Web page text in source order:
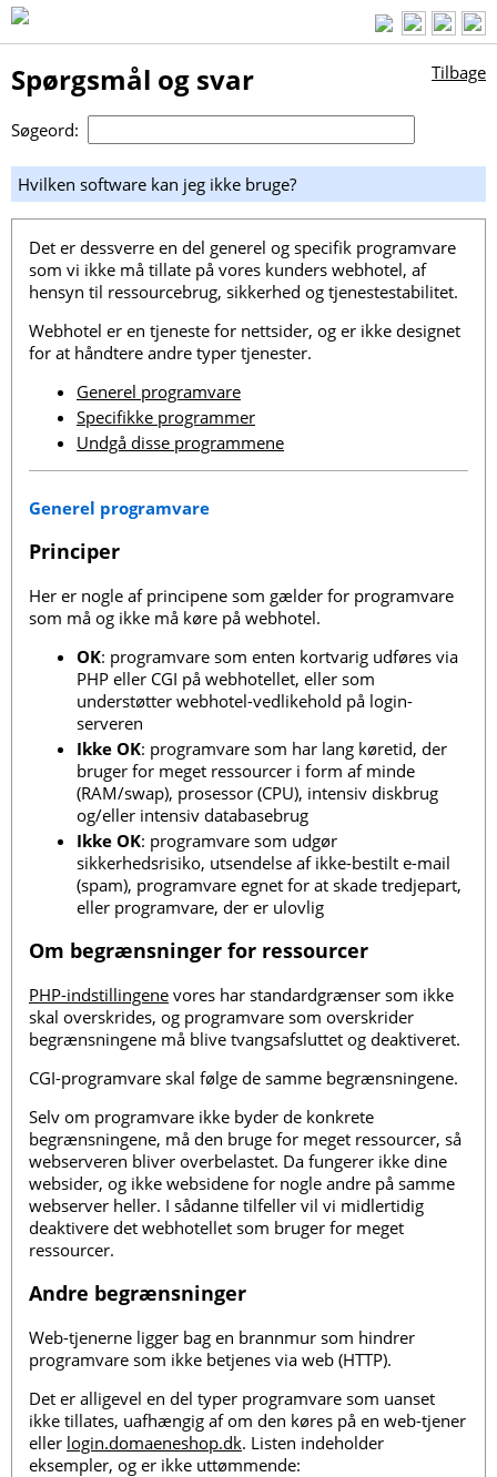
Spørgsmål og svar Tilbage
Søgeord:
Hvilken software kan jeg ikke bruge?
Det er dessverre en del generel og specifik programvare
som vi ikke må tillate på vores kunders webhotel, af
hensyn til ressourcebrug, sikkerhed og tjenestestabilitet.
Webhotel er en tjeneste for nettsider, og er ikke designet
for at håndtere andre typer tjenester.
Generel programvare
Specifikke programmer
Undgå disse programmene
Generel programvare
Principer
Her er nogle af principene som gælder for programvare
som må og ikke må køre på webhotel.
OK: programvare som enten kortvarig udføres via
PHP eller CGI på webhotellet, eller som
understøtter webhotel-vedlikehold på login-
serveren
Ikke OK: programvare som har lang køretid, der
bruger for meget ressourcer i form af minde
(RAM/swap), prosessor (CPU), intensiv diskbrug
og/eller intensiv databasebrug
Ikke OK: programvare som udgør
sikkerhedsrisiko, utsendelse af ikke-bestilt e-mail
(spam), programvare egnet for at skade tredjepart,
eller programvare, der er ulovlig
Om begrænsninger for ressourcer
PHP-indstillingene vores har standardgrænser som ikke
skal overskrides, og programvare som overskrider
begrænsningene må blive tvangsafsluttet og deaktiveret.
CGI-programvare skal følge de samme begrænsningene.
Selv om programvare ikke byder de konkrete
begrænsningene, må den bruge for meget ressourcer, så
webserveren bliver overbelastet. Da fungerer ikke dine
websider, og ikke websidene for nogle andre på samme
webserver heller. I sådanne tilfeller vil vi midlertidig
deaktivere det webhotellet som bruger for meget
ressourcer.
Andre begrænsninger
Web-tjenerne ligger bag en brannmur som hindrer
programvare som ikke betjenes via web (HTTP).
Det er alligevel en del typer programvare som uanset
ikke tillates, uafhængig af om den køres på en web-tjener
eller login.domaeneshop.dk. Listen indeholder
eksempler, og er ikke uttømmende: